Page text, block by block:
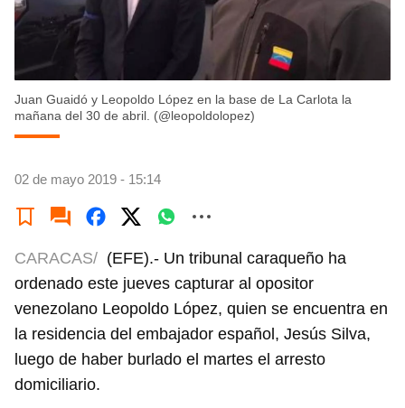
Juan Guaidó y Leopoldo López en la base de La Carlota la
mañana del 30 de abril. (@leopoldolopez)
02 de mayo 2019 - 15:14
CARACAS/ (EFE).- Un tribunal caraqueño ha
ordenado este jueves capturar al opositor
venezolano Leopoldo López, quien se encuentra en
la residencia del embajador español, Jesús Silva,
luego de haber burlado el martes el arresto
domiciliario.